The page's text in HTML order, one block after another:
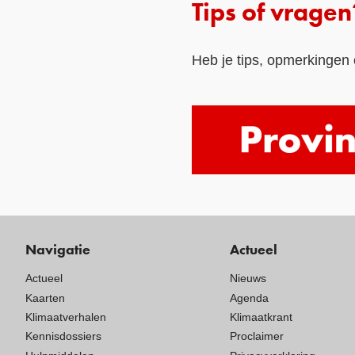
Tips of
Heb je tips,
Navigatie
Actueel
Kaarten
Klimaatverhalen
Kennisdossiers
Actueel
Nieuws
Agenda
Klimaatkrant
Proclaimer